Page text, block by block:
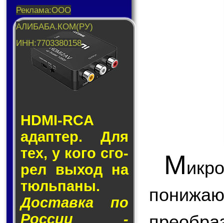
HDMI-RCA
адап­тер. Для
тех, у кого сго­
рел вы­ход на
тюль­па­ны.
Доставка по
России -
М